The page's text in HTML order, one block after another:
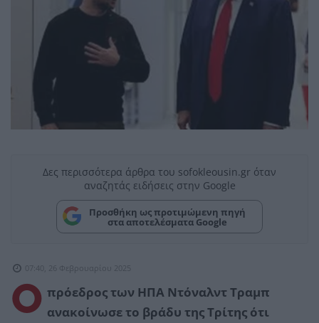
Δες περισσότερα άρθρα του sofokleousin.gr όταν
αναζητάς ειδήσεις στην Google
Προσθήκη ως προτιμώμενη πηγή
στα αποτελέσματα Google
07:40, 26 Φεβρουαρίου 2025
Ο πρόεδρος των ΗΠΑ Ντόναλντ Τραμπ
ανακοίνωσε το βράδυ της Τρίτης ότι